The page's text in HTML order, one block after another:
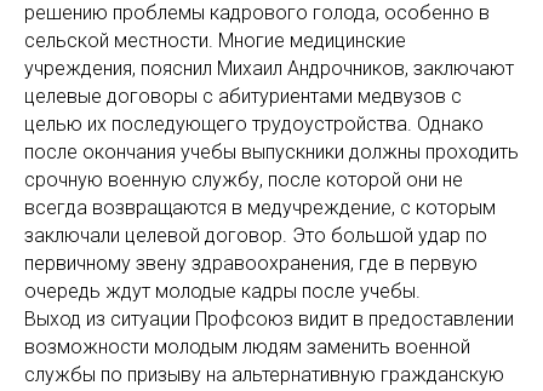
решению проблемы кадрового голода, особенно в
сельской местности. Многие медицинские
учреждения, пояснил Михаил Андрочников, заключают
целевые договоры с абитуриентами медвузов с
целью их последующего трудоустройства. Однако
после окончания учебы выпускники должны проходить
срочную военную службу, после которой они не
всегда возвращаются в медучреждение, с которым
заключали целевой договор. Это большой удар по
первичному звену здравоохранения, где в первую
очередь ждут молодые кадры после учебы.
Выход из ситуации Профсоюз видит в предоставлении
возможности молодым людям заменить военной
службы по призыву на альтернативную гражданскую